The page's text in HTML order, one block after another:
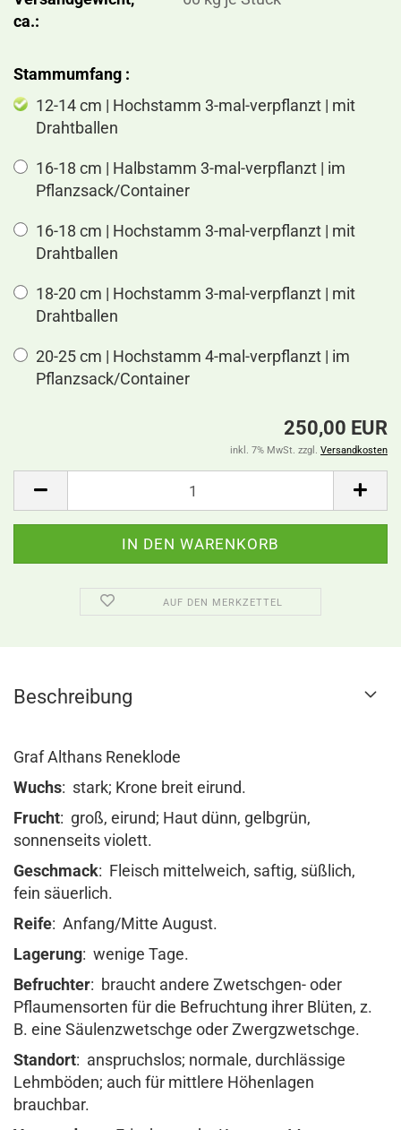
ca.:
Stammumfang :
12-14 cm | Hochstamm 3-mal-verpflanzt | mit
Drahtballen
16-18 cm | Halbstamm 3-mal-verpflanzt | im
Pflanzsack/Container
16-18 cm | Hochstamm 3-mal-verpflanzt | mit
Drahtballen
18-20 cm | Hochstamm 3-mal-verpflanzt | mit
Drahtballen
20-25 cm | Hochstamm 4-mal-verpflanzt | im
Pflanzsack/Container
250,00 EUR
inkl. 7% MwSt. zzgl. Versandkosten
AUF DEN MERKZETTEL
Beschreibung
Graf Althans Reneklode
Wuchs: stark; Krone breit eirund.
Frucht: groß, eirund; Haut dünn, gelbgrün,
sonnenseits violett.
Geschmack: Fleisch mittelweich, saftig, süßlich,
fein säuerlich.
Reife: Anfang/Mitte August.
Lagerung: wenige Tage.
Befruchter: braucht andere Zwetschgen- oder
Pflaumensorten für die Befruchtung ihrer Blüten, z.
B. eine Säulenzwetschge oder Zwergzwetschge.
Standort: anspruchslos; normale, durchlässige
Lehmböden; auch für mittlere Höhenlagen
brauchbar.